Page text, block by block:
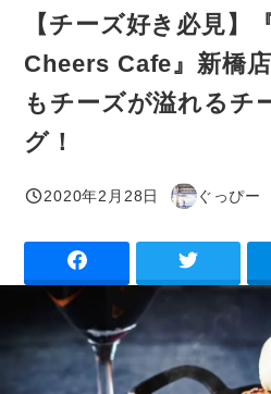
【チーズ好き必見】
Cheers Cafe』新橋
もチーズが溢れるチ
グ！
投稿日
2020年2月28日
著
ぐっぴー